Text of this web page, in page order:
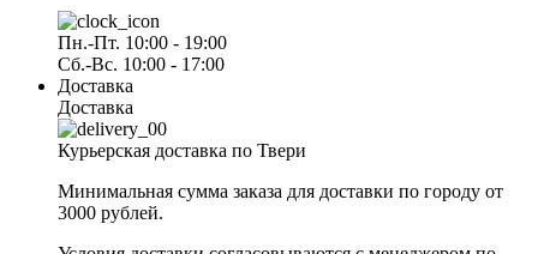
Пн.-Пт. 10:00 - 19:00
Сб.-Вс. 10:00 - 17:00
Доставка
Доставка
Курьерская доставка по Твери
Минимальная сумма заказа для доставки по городу от
3000 рублей.